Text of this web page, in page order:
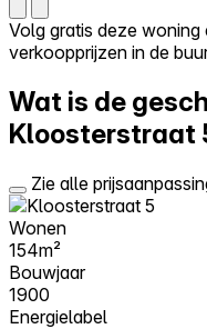
Zelf kopen
Reviews
Prijzen
Probeer Walter gratis
Volg gratis deze woning
verkoopprijzen in de
Wat is de
Kloosterstraat
Zie alle
Wonen
154m²
Bouwjaar
1900
Energielabel